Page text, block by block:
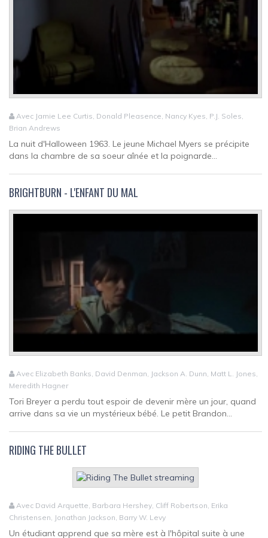
Avec Jamie Lee Curtis, Donald Pleasence, Nancy Kyes, P.J. Soles,
Brian Andrews
La nuit d'Halloween 1963. Le jeune Michael Myers se précipite
dans la chambre de sa soeur aînée et la poignarde...
BRIGHTBURN - L'ENFANT DU MAL
Avec Elizabeth Banks, David Denman, Jackson A. Dunn, Matt L. Jones,
Meredith Hagner
Tori Breyer a perdu tout espoir de devenir mère un jour, quand
arrive dans sa vie un mystérieux bébé. Le petit Brandon...
RIDING THE BULLET
Avec David Arquette, Barbara Hershey, Cliff Robertson, Erika
Christensen, Jonathan Jackson, Barry W. Levy
Un étudiant apprend que sa mère est à l'hôpital suite à une